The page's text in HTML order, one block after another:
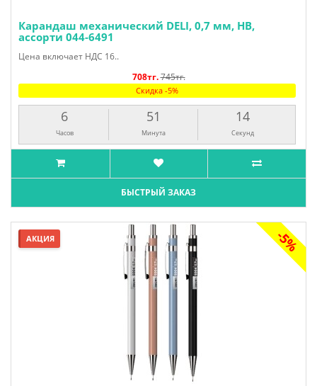
Карандаш механический DELI, 0,7 мм, HB,
ассорти 044-6491
Цена включает НДС 16..
708тг.745тг.
Скидка -5%
6
Часов
51
Минута
13
Секунд
БЫСТРЫЙ ЗАКАЗ
-5%
АКЦИЯ